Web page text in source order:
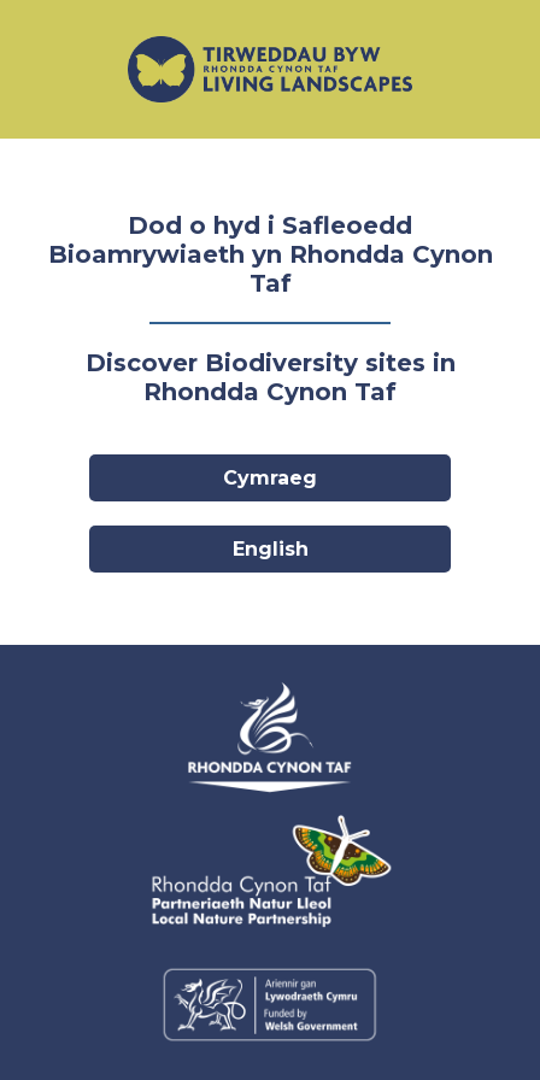
Dod o hyd i Safleoedd
Bioamrywiaeth yn Rhondda Cynon
Taf
Discover Biodiversity sites in
Rhondda Cynon Taf
Cymraeg
English